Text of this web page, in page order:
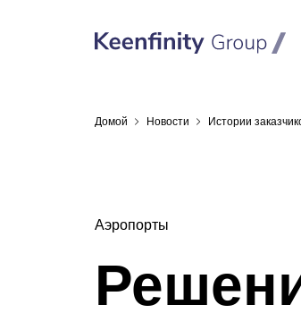
Домой Новости Истории
Аэропорты